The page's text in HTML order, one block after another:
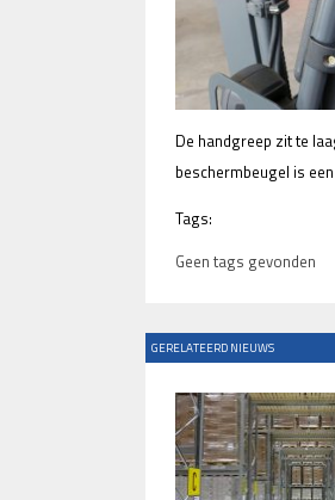
De handgreep zit te
beschermbeugel is
Tags:
Geen tags gevonden
GERELATEERD NIEUWS